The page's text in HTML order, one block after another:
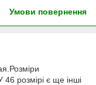
Умови повернення
розмірі є ще інші